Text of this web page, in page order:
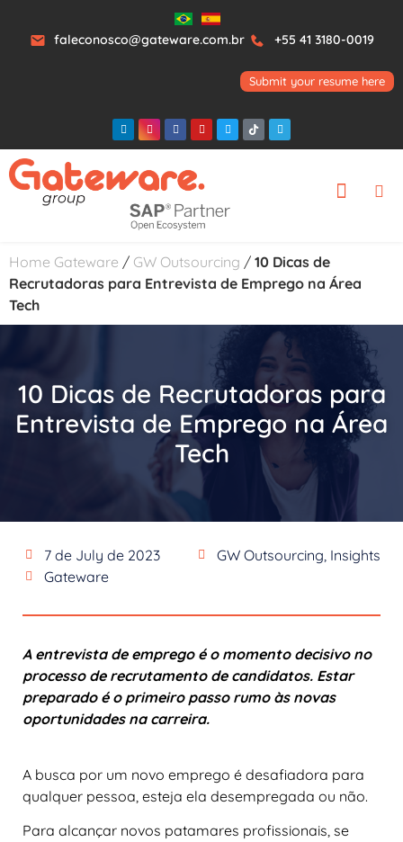
faleconosco@gateware.com.br +55 41 3180-0019
Submit your resume here
Home Gateware / GW Outsourcing / 10 Dicas de
Recrutadoras para Entrevista de Emprego na Área
Tech
10 Dicas de Recrutadoras para
Entrevista de Emprego na Área
Tech
7 de July de 2023 GW Outsourcing Insights
Gateware
A entrevista de emprego é o momento decisivo no
processo de recrutamento de candidatos. Estar
preparado é o primeiro passo rumo às novas
oportunidades na carreira.
A busca por um novo emprego é desafiadora para
qualquer pessoa, esteja ela desempregada ou não.
Para alcançar novos patamares profissionais, se